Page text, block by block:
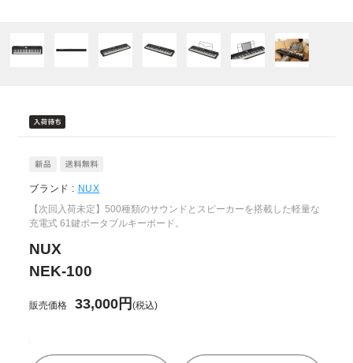
ブランド : NUX
【次回入荷未定】500種類のサウンドとスピーカーを搭載した軽量な
充電式 61鍵ポータブルキーボード。
NUX
NEK-100
販売価格 33,000円(税込)